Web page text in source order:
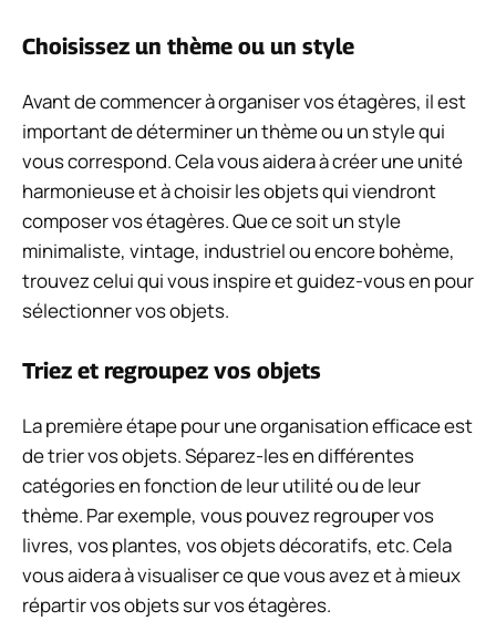
Choisissez un thème ou un style
Avant de commencer à organiser vos étagères, il est
important de déterminer un thème ou un style qui
vous correspond. Cela vous aidera à créer une unité
harmonieuse et à choisir les objets qui viendront
composer vos étagères. Que ce soit un style
minimaliste, vintage, industriel ou encore bohème,
trouvez celui qui vous inspire et guidez-vous en pour
sélectionner vos objets.
Triez et regroupez vos objets
La première étape pour une organisation efficace est
de trier vos objets. Séparez-les en différentes
catégories en fonction de leur utilité ou de leur
thème. Par exemple, vous pouvez regrouper vos
livres, vos plantes, vos objets décoratifs, etc. Cela
vous aidera à visualiser ce que vous avez et à mieux
répartir vos objets sur vos étagères.